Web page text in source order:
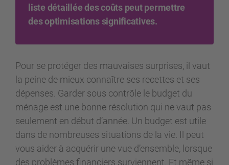
liste détaillée des coûts peut permettre
des optimisations significatives.
Pour se protéger des mauvaises surprises, il vaut
la peine de mieux connaître ses recettes et ses
dépenses. Garder sous contrôle le budget du
ménage est une bonne résolution qui ne vaut pas
seulement en début d’année. Un budget est utile
dans de nombreuses situations de la vie. Il peut
vous aider à acquérir une vue d’ensemble, lorsque
des problèmes financiers surviennent. Et même si